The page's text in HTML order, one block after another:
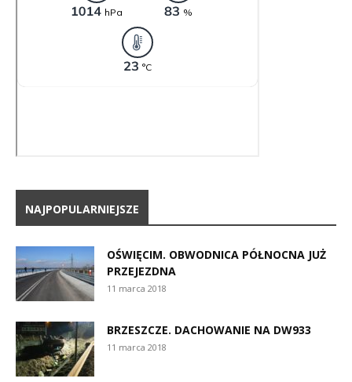
NAJPOPULARNIEJSZE
OŚWIĘCIM. OBWODNICA PÓŁNOCNA JUŻ
PRZEJEZDNA
11 marca 2018
BRZESZCZE. DACHOWANIE NA DW933
11 marca 2018